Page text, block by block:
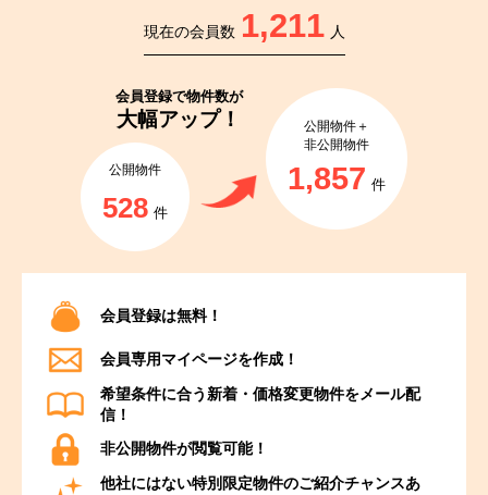
現在の会員数 1,211 人
会員登録で物件数が
大幅アップ！
公開物件
528 件
公開物件＋
非公開物件
1,857 件
会員登録は無料！
会員専用マイページを作成！
希望条件に合う新着・価格変更物件をメール配
信！
非公開物件が閲覧可能！
他社にはない特別限定物件のご紹介チャンスあ